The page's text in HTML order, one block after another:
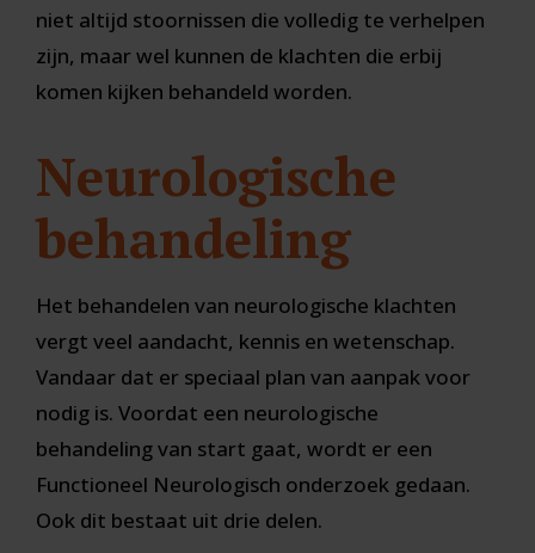
niet altijd stoornissen die volledig te verhelpen
zijn, maar wel kunnen de klachten die erbij
komen kijken behandeld worden.
Neurologische
behandeling
Het behandelen van neurologische klachten
vergt veel aandacht, kennis en wetenschap.
Vandaar dat er speciaal plan van aanpak voor
nodig is. Voordat een neurologische
behandeling van start gaat, wordt er een
Functioneel Neurologisch onderzoek gedaan.
Ook dit bestaat uit drie delen.